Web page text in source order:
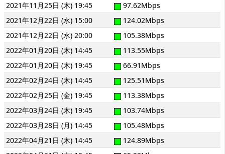
2021年11月25日 (木) 19:45
97.62Mbps
2021年12月22日 (水) 15:00
124.02Mbps
2021年12月22日 (水) 20:00
105.38Mbps
2022年01月20日 (木) 14:45
113.55Mbps
2022年01月20日 (木) 19:45
66.91Mbps
2022年02月24日 (木) 14:45
125.51Mbps
2022年02月25日 (金) 19:45
113.38Mbps
2022年03月24日 (木) 19:45
103.74Mbps
2022年03月28日 (月) 14:45
105.48Mbps
2022年04月21日 (木) 14:45
124.89Mbps